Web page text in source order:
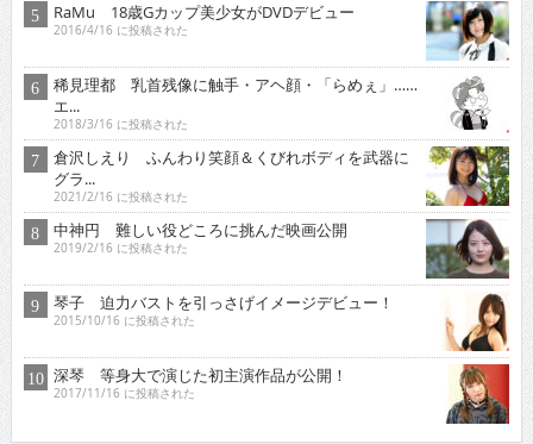
RaMu 18歳Gカップ美少女がDVDデビュー
2016/4/16 に投稿された
稀見理都 乳首残像に触手・アヘ顔・「らめぇ」……
エ...
2018/3/16 に投稿された
倉沢しえり ふんわり笑顔＆くびれボディを武器に
グラ...
2021/2/16 に投稿された
中神円 難しい役どころに挑んだ映画公開
2019/2/16 に投稿された
琴子 迫力バストを引っさげイメージデビュー！
2015/10/16 に投稿された
深琴 等身大で演じた初主演作品が公開！
2017/11/16 に投稿された